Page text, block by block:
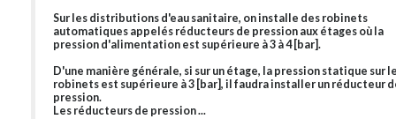
Sur les distributions d'eau sanitaire, on installe des robinets
automatiques appelés réducteurs de pression aux étages où la
pression d'alimentation est supérieure à 3 à 4 [bar].
D'une manière générale, si sur un étage, la pression statique sur
robinets est supérieure à 3 [bar], il faudra installer un réducteur
pression.
Les réducteurs de pression ...